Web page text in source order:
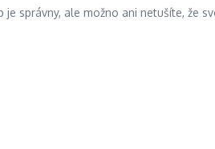
správny, ale možno ani netušíte, že